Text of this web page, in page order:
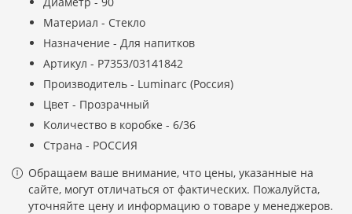
Материал - Стекло
Назначение - Для напитков
Артикул - P7353/03141842
Производитель - Luminarc (Россия)
Цвет - Прозрачный
Количество в коробке - 6/36
Страна - РОССИЯ
Обращаем ваше внимание, что цены, указанные на
сайте, могут отличаться от фактических. Пожалуйста,
уточняйте цену и информацию о товаре у менеджеров.